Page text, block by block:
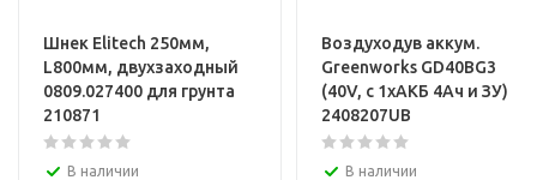
Шнек Elitech 250мм,
L800мм, двухзаходный
0809.027400 для грунта
210871
В наличии
Воздуходув аккум.
Greenworks GD40BG3
(40V, с 1хАКБ 4Ач и ЗУ)
2408207UB
В наличии